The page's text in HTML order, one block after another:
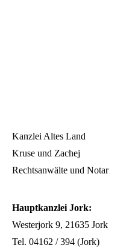
Kanzlei Altes Land
Kruse und Zachej
Rechtsanwälte und Notar
Hauptkanzlei Jork:
Westerjork 9, 21635 Jork
Tel. 04162 / 394 (Jork)